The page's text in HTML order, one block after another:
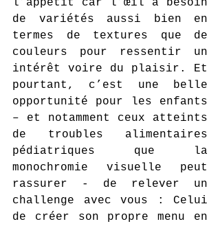
l’appétit car l’œil a besoin
de variétés aussi bien en
termes de textures que de
couleurs pour ressentir un
intérêt voire du plaisir. Et
pourtant, c’est une belle
opportunité pour les enfants
– et notamment ceux atteints
de troubles alimentaires
pédiatriques que la
monochromie visuelle peut
rassurer - de relever un
challenge avec vous : Celui
de créer son propre menu en